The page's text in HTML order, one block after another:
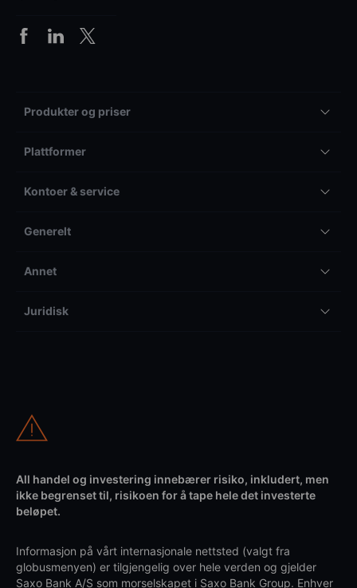
Produkter og priser
Plattformer
Kontoer & service
Generelt
Annet
Juridisk
All handel og investering innebærer risiko, inkludert, men
ikke begrenset til, risikoen for å tape hele det investerte
beløpet.
Informasjon på vårt internasjonale nettsted (valgt fra
globusmenyen) er tilgjengelig over hele verden og gjelder
Saxo Bank A/S som morselskapet i Saxo Bank Group. Enhver